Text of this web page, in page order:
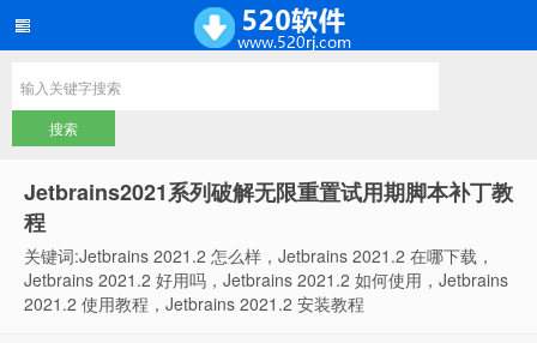
Jetbrains2021系列破解无限重置试用期脚本补丁教
程
关键词:Jetbrains 2021.2 怎么样，Jetbrains 2021.2 在哪下载，
Jetbrains 2021.2 好用吗，Jetbrains 2021.2 如何使用，Jetbrains
2021.2 使用教程，Jetbrains 2021.2 安装教程